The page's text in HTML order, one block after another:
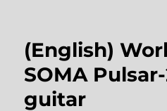
(English)
SOMA
guitar